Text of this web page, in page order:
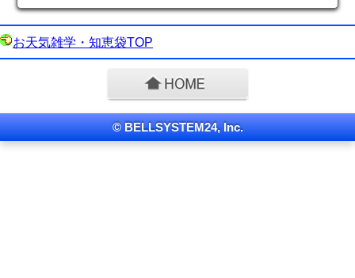
お天気雑学・知恵袋TOP
© BELLSYSTEM24, Inc.